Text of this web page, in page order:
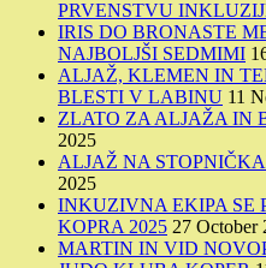
PRVENSTVU
IRIS DO BRONASTE
NAJBOLJŠI SEDMIMI
ALJAŽ, KLEMEN IN
BLESTI V LABINU 11
ZLATO ZA ALJAŽA IN
2025
ALJAŽ NA
2025
INKUZIVNA EKIPA SE
KOPRA 2025 27 October
MARTIN IN VID